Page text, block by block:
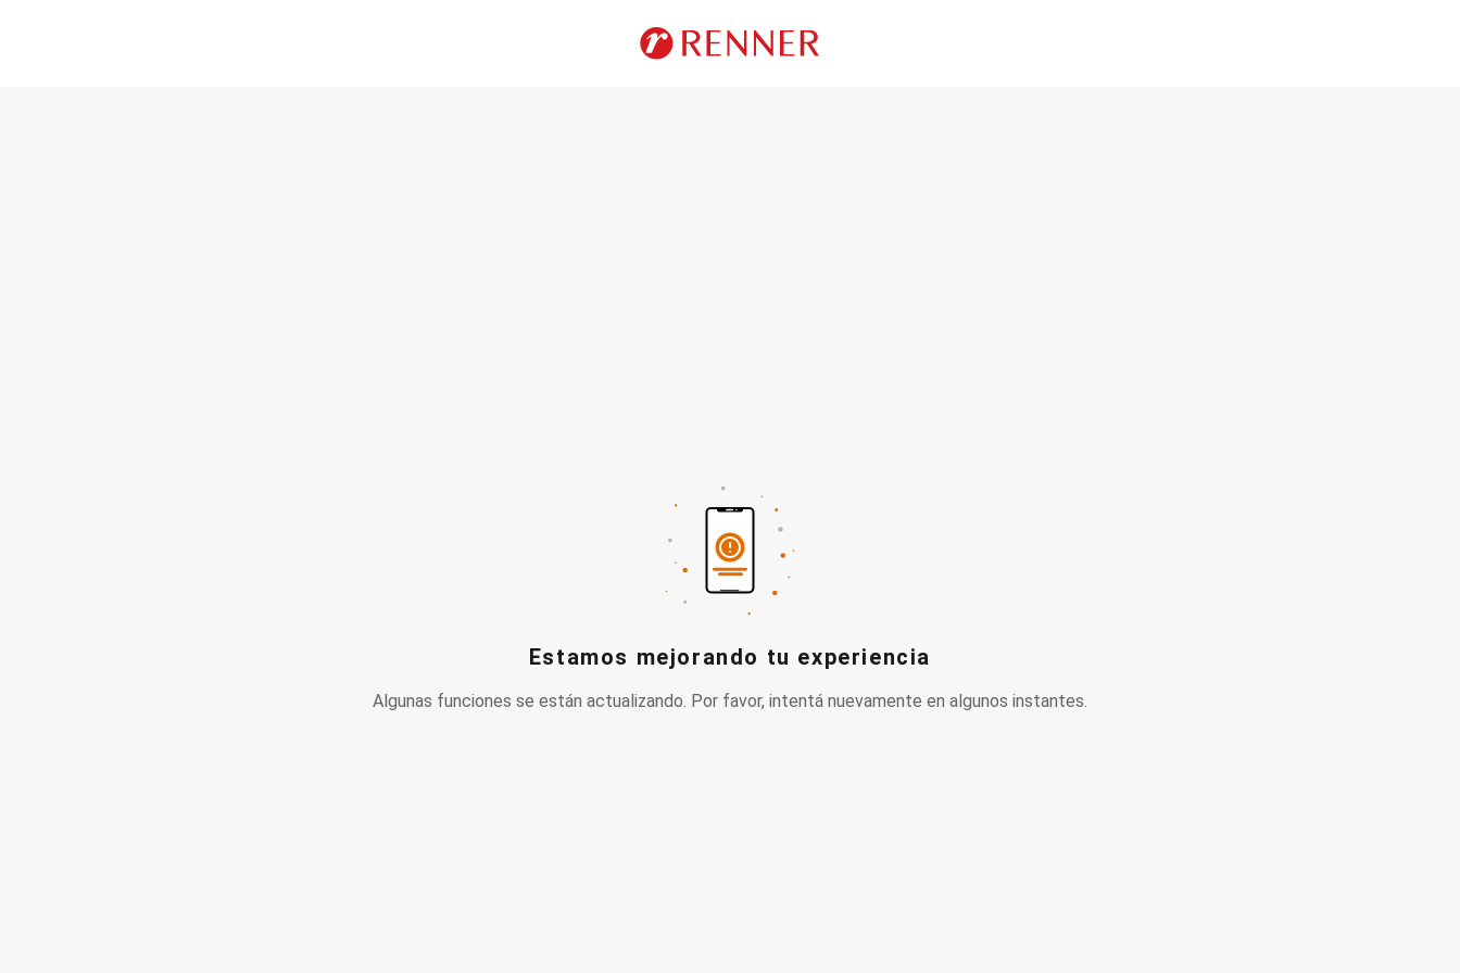
Estamos mejorando tu experiencia
Algunas funciones se están actualizando. Por favor, intentá nuevamente en algunos instantes.